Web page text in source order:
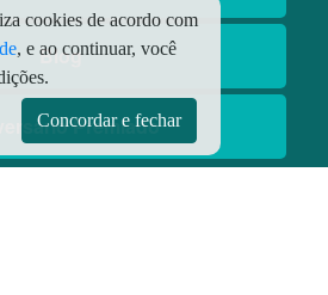
Blog
Premiado
cookies de acordo com
, e ao continuar, você
Concordar e fechar